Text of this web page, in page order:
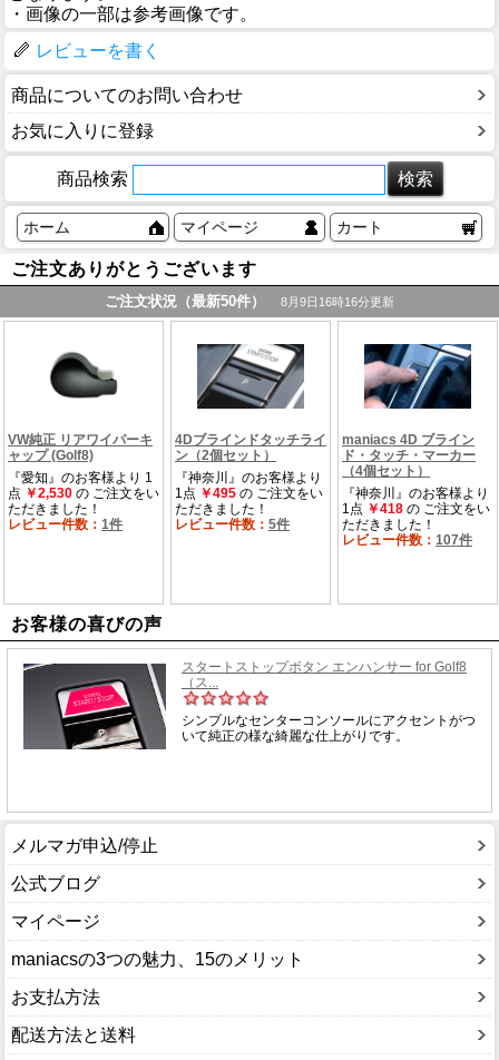
・画像の一部は参考画像です。
レビューを書く
商品についてのお問い合わせ
お気に入りに登録
商品検索
ホーム マイページ カート
ご注文ありがとうございます
お客様の喜びの声
メルマガ申込/停止
公式ブログ
マイページ
maniacsの3つの魅力、15のメリット
お支払方法
配送方法と送料